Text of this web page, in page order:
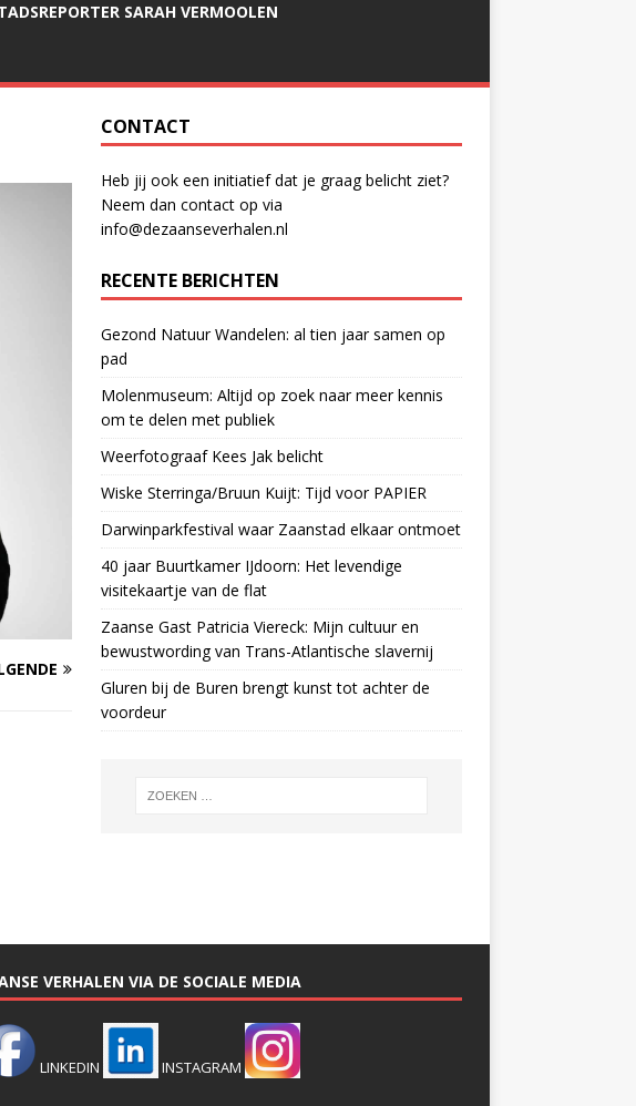
SARAH VERMOOLEN
CONTACT
Heb jij ook een initiatief dat je graag belicht ziet?
Neem dan contact op via
info@dezaanseverhalen.nl
RECENTE BERICHTEN
Gezond Natuur Wandelen: al tien jaar samen op
pad
Molenmuseum: Altijd op zoek naar meer kennis
om te delen met publiek
Weerfotograaf Kees Jak belicht
Wiske Sterringa/Bruun Kuijt: Tijd voor PAPIER
Darwinparkfestival waar Zaanstad elkaar ontmoet
40 jaar Buurtkamer IJdoorn: Het levendige
visitekaartje van de flat
Zaanse Gast Patricia Viereck: Mijn cultuur en
bewustwording van Trans-Atlantische slavernij
Gluren bij de Buren brengt kunst tot achter de
voordeur
VERHALEN VIA DE SOCIALE MEDIA
LINKEDIN INSTAGRAM